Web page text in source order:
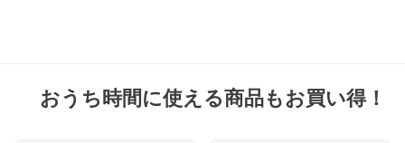
おうち時間に使える商品もお買い得！